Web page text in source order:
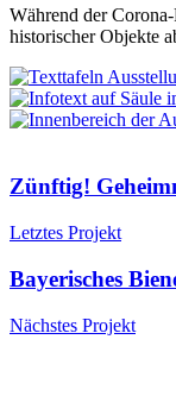
Während der
historischer Objekte
Zünftig!
Letztes Projekt
Bayerisches
Nächstes Projekt